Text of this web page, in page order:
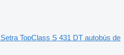
Setra TopClass S 431 DT autobús de